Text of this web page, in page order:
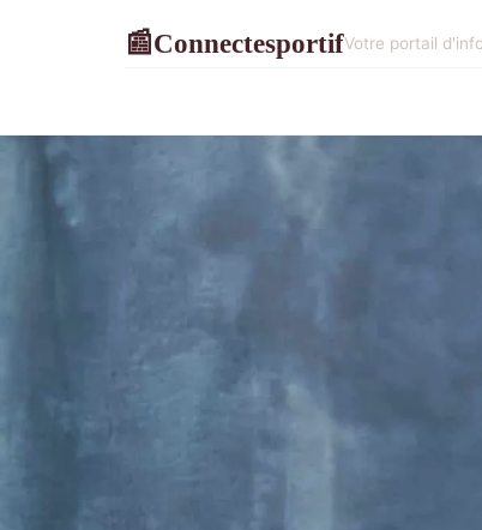
📰ConnectesportifVotre portail